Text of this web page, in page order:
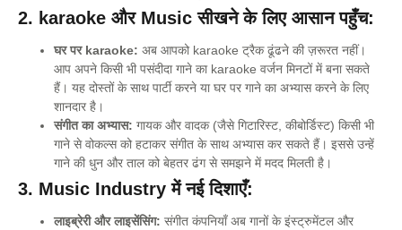
2. karaoke और Music सीखने के लिए आसान पहुँच:
घर पर karaoke: अब आपको karaoke ट्रैक ढूंढने की ज़रूरत नहीं।
आप अपने किसी भी पसंदीदा गाने का karaoke वर्जन मिनटों में बना सकते
हैं। यह दोस्तों के साथ पार्टी करने या घर पर गाने का अभ्यास करने के लिए
शानदार है।
संगीत का अभ्यास: गायक और वादक (जैसे गिटारिस्ट, कीबोर्डिस्ट) किसी भी
गाने से वोकल्स को हटाकर संगीत के साथ अभ्यास कर सकते हैं। इससे उन्हें
गाने की धुन और ताल को बेहतर ढंग से समझने में मदद मिलती है।
3. Music Industry में नई दिशाएँ:
लाइब्रेरी और लाइसेंसिंग: संगीत कंपनियाँ अब गानों के इंस्ट्रुमेंटल और